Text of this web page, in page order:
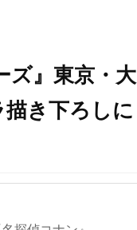
ズ』東京・大
き下ろしに